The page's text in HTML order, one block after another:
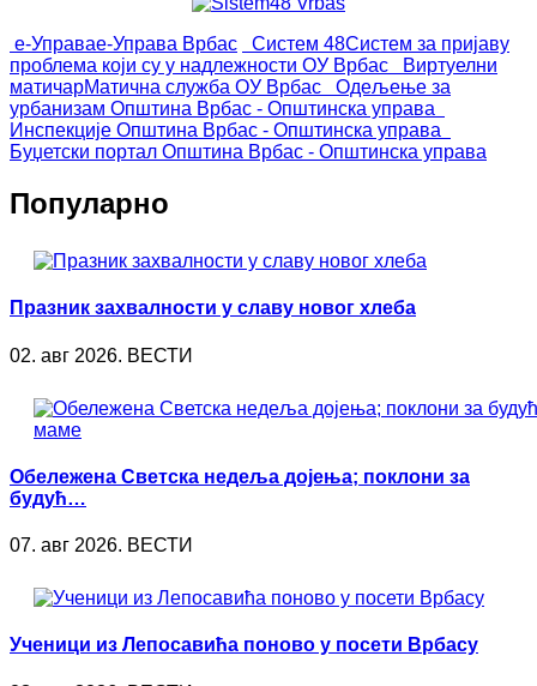
е-Управае-Управа Врбас Систем 48Систем за пријаву
проблема који су у надлежности ОУ Врбас
Виртуелни
матичарМатична служба ОУ Врбас
Одељење за
урбанизам Општина Врбас - Општинска управа
Инспекције Општина Врбас - Општинска управа
Буџетски портал Општина Врбас - Општинска управа
Популарно
Празник захвалности у славу новог хлеба
02. авг 2026. ВЕСТИ
Обележена Светска недеља дојења; поклони за
будућ…
07. авг 2026. ВЕСТИ
Ученици из Лепосавића поново у посети Врбасу